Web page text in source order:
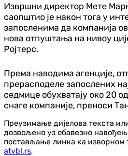
Извршни директор Мете
саопштио је након тога у
запосленима да компанија
нова отпуштања на нивоу
Ројтерс.
Према наводима агенције,
прерасподеле запослених
седмице обухватају око 20
снаге компаније, преноси
Преузимање дијелова текста
дозвољено уз обавезно
постављање линка ка изворном
atvbl.rs.